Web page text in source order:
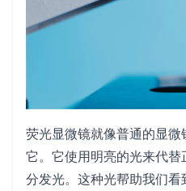
荧光显微镜就像普通的显
它。它使用明亮的光来代
分发光。这种光帮助我们